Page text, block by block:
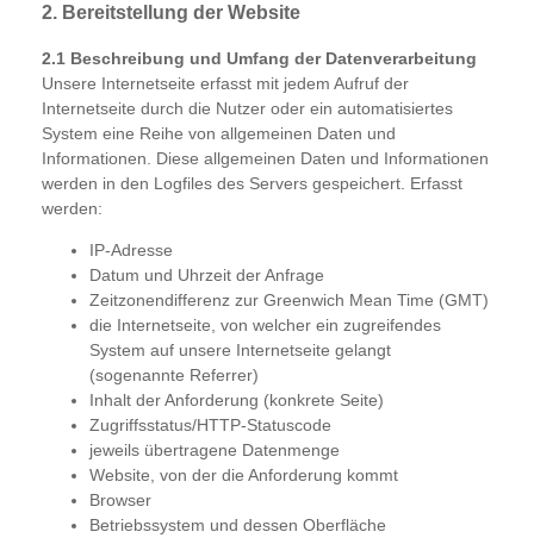
2. Bereitstellung der Website
2.1 Beschreibung und Umfang der Datenverarbeitung
Unsere Internetseite erfasst mit jedem Aufruf der
Internetseite durch die Nutzer oder ein automatisiertes
System eine Reihe von allgemeinen Daten und
Informationen. Diese allgemeinen Daten und Informationen
werden in den Logfiles des Servers gespeichert. Erfasst
werden:
IP-Adresse
Datum und Uhrzeit der Anfrage
Zeitzonendifferenz zur Greenwich Mean Time (GMT)
die Internetseite, von welcher ein zugreifendes
System auf unsere Internetseite gelangt
(sogenannte Referrer)
Inhalt der Anforderung (konkrete Seite)
Zugriffsstatus/HTTP-Statuscode
jeweils übertragene Datenmenge
Website, von der die Anforderung kommt
Browser
Betriebssystem und dessen Oberfläche